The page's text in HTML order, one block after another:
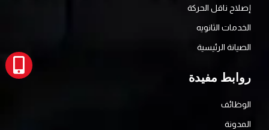
إصلاح ناقل الحركة
الخدمات الثانويه
الصيانة الرئيسية
روابط مفيدة
الوظائف
المدونة